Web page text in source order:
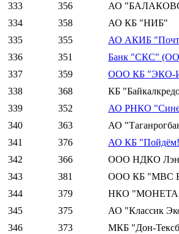
333
356 АО
334
358 АО КБ "НИБ"
335
355 АО АКИБ
336
351 Банк "СКС"
337
359 ООО КБ "ЭКО-
338
368 КБ
339
352 АО РНКО
340
363 АО
341
376 АО КБ
342
366 ООО НДКО
343
381 ООО КБ "МВС
344
379 НКО
345
375 АО "Классик
346
373 МКБ "Дон-